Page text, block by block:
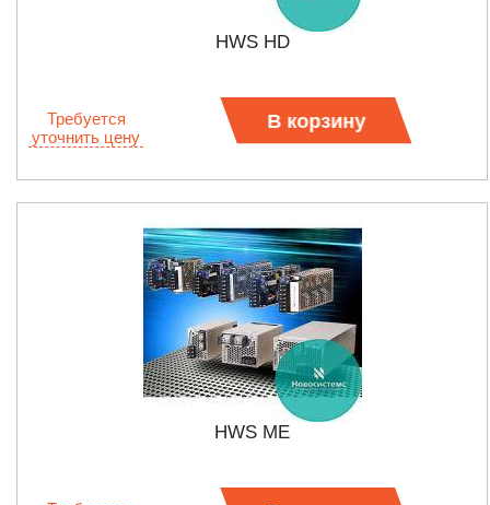
HWS HD
Требуется
уточнить цену
В корзину
HWS ME